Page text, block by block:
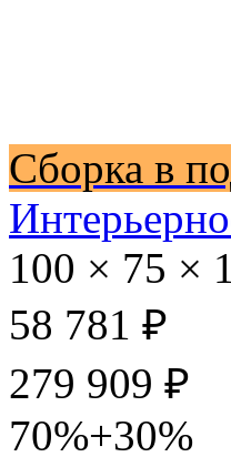
Сборка в
100 × 75 ×
58 781 ₽
279 909 ₽
70%+30%